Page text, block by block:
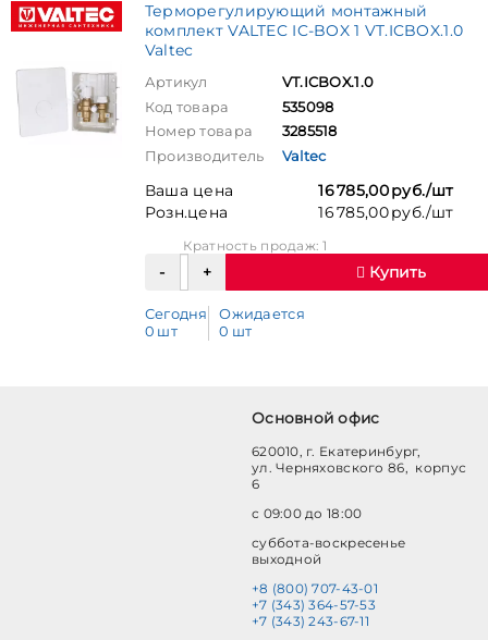
Терморегулирующий монтажный
комплект VALTEC IC-BOX 1 VT.ICBOX.1.0
Valtec
Артикул
VT.ICBOX.1.0
Код товара
535098
Номер товара
3285518
Производитель
Valtec
Ваша цена
16 785,00 руб./шт
Розн.цена
16 785,00 руб./шт
Кратность продаж: 1
Купить
Сегодня
0 шт
Ожидается
0 шт
Основной офис
620010, г. Екатеринбург,
ул. Черняховского 86, корпус
6
с 09:00 до 18:00
суббота-воскресенье
выходной
+8 (800) 707-43-01
+7 (343) 364-57-53
+7 (343) 243-67-11